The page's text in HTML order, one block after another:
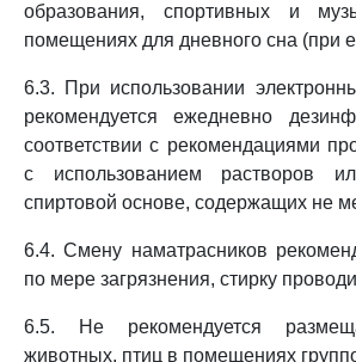
образования, спортивных и
помещениях для дневного сна (при
6.3. При использовании
рекомендуется ежедневно
соответствии с рекомендациями
с использованием растворов
спиртовой основе, содержащих не
6.4. Смену наматрасников
по мере загрязнения, стирку
6.5. Не рекомендуется
животных, птиц в помещениях